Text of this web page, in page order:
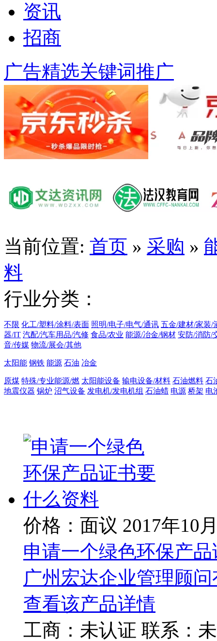
资讯
招商
广告精选关键词推广
当前位置: 首页 » 采购 »
料
行业分类：
不限 化工/塑料/涂料/表面 照明/电子/电气/通讯 五金/建材/家装/
器/IT 汽配/汽车用品/汽修 食品/农业 能源/冶金/钢材 安防/消防/
音/传媒 物流/展会/其他
太阳能 钢铁 能源 石油 冶金
原煤 特殊/专业能源/燃 太阳能设备 输电设备/材料 石油燃料 石
地震仪器 锅炉 沼气设备 发电机/发电机组 石油蜡 电源 桥架 电
价格：面议 2017年10
申请一个绿色环保产
广州宏达企业管理顾
查看该产品详情
工商： 未认证 联系：